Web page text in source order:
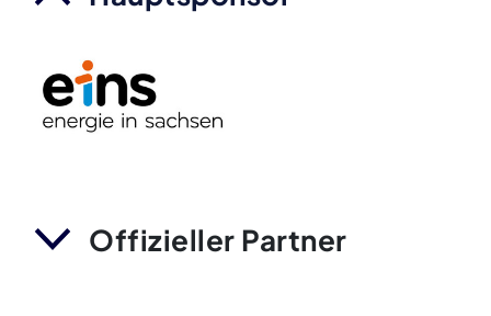
Offizieller Partner